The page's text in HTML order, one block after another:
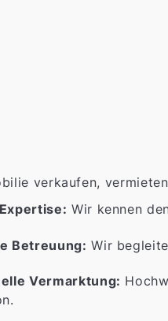
verkaufen,
Wir kennen
Betreuung: Wir
Vermarktung: